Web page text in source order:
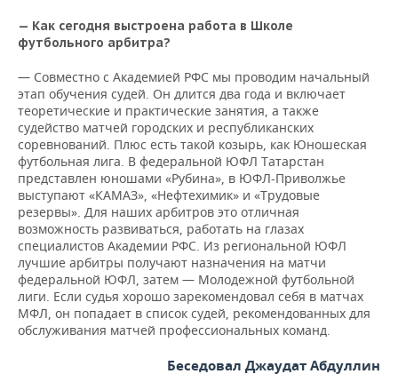
— Как сегодня выстроена работа в Школе
футбольного арбитра?
— Совместно с Академией РФС мы проводим начальный
этап обучения судей. Он длится два года и включает
теоретические и практические занятия, а также
судейство матчей городских и республиканских
соревнований. Плюс есть такой козырь, как Юношеская
футбольная лига. В федеральной ЮФЛ Татарстан
представлен юношами «Рубина», в ЮФЛ-Приволжье
выступают «КАМАЗ», «Нефтехимик» и «Трудовые
резервы». Для наших арбитров это отличная
возможность развиваться, работать на глазах
специалистов Академии РФС. Из региональной ЮФЛ
лучшие арбитры получают назначения на матчи
федеральной ЮФЛ, затем — Молодежной футбольной
лиги. Если судья хорошо зарекомендовал себя в матчах
МФЛ, он попадает в список судей, рекомендованных для
обслуживания матчей профессиональных команд.
Беседовал Джаудат Абдуллин